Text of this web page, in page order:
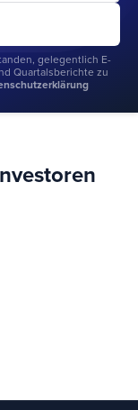
gelegentlich E-
Quartalsberichte zu